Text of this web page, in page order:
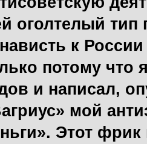
оголтелый тип
к
потому что
и написал,
мой
Этот